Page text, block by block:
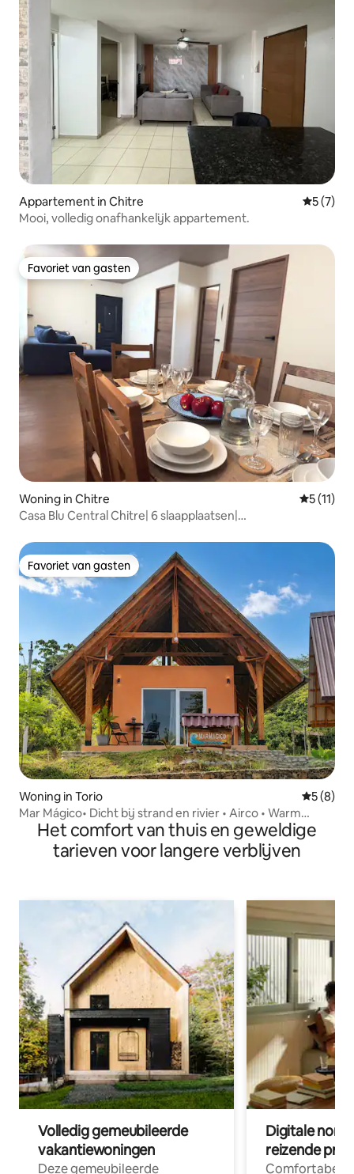
Appartement in Chitre
5 (7)
Mooi, volledig onafhankelijk appartement.
Favoriet van gasten
Favoriet van gasten
Woning in Chitre
5 (11)
Casa Blu Central Chitre| 6 slaapplaatsen|
Favoriet van gasten
Favoriet van gasten
Woning in Torio
5 (8)
Mar Mágico• Dicht bij strand en rivier • Airco • Warm
waterHet comfort van thuis en geweldige
tarieven voor langere verblijven
Volledig gemeubileerde
vakantiewoningen
Deze gemeubileerde
Digitale
reizende
Comfortabele